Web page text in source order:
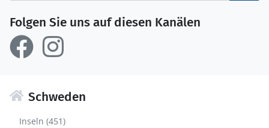
Folgen Sie uns auf diesen Kanälen
Schweden
Inseln (451)